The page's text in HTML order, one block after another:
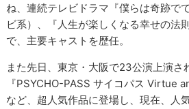
ね、連続テレビドラマ『僕らは奇跡で
ビ系）、『人生が楽しくなる幸せの法
で、主要キャストを歴任。
また先日、東京・大阪で23公演上演さ
『PSYCHO-PASS サイコパス Virtue
など、超人気作品に登場し、現在、人